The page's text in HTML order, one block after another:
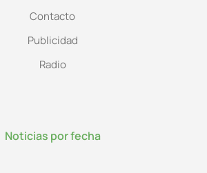
Contacto
Publicidad
Radio
Noticias por fecha